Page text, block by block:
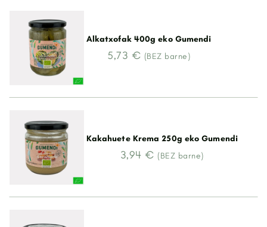
Alkatxofak 400g eko Gumendi
5,73 € (BEZ barne)
Kakahuete Krema 250g eko Gumendi
3,94 €(BEZ barne)